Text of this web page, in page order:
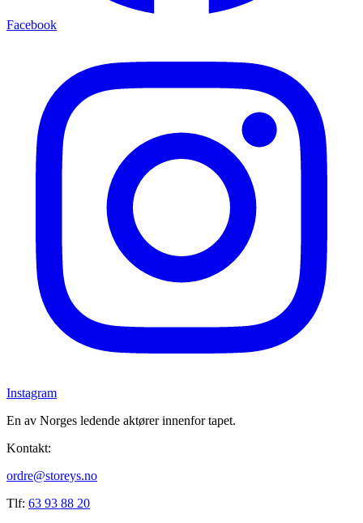
Facebook
Instagram
En av Norges ledende aktører innenfor tapet.
Kontakt:
ordre@storeys.no
Tlf: 63 93 88 20